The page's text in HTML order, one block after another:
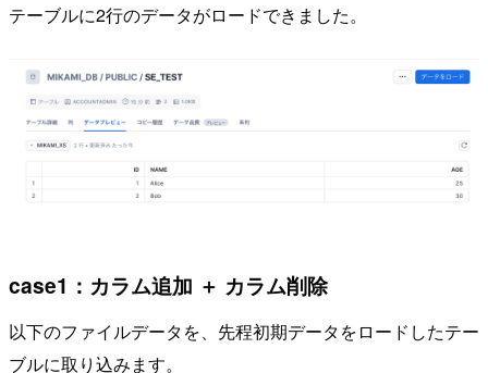
テーブルに2行のデータがロードできました。
case1：カラム追加 ＋ カラム削除
以下のファイルデータを、先程初期データをロードしたテー
ブルに取り込みます。